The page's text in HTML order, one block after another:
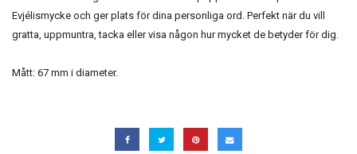
Evjélismycke och ger plats för dina personliga ord. Perfekt när du vill
gratta, uppmuntra, tacka eller visa någon hur mycket de betyder för dig.
Mått: 67 mm i diameter.